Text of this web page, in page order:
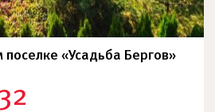
«Усадьба Бергов»